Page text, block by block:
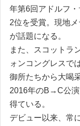
年第6回ア ド ルフ ・
2位を受賞。 現地メ
が話題になる 。
ま た スコ ッ ト ラ
ォ ンコングレスで
御所たちから大喝
2016年のB→C公
得ている 。
デビュ ー以来、 常